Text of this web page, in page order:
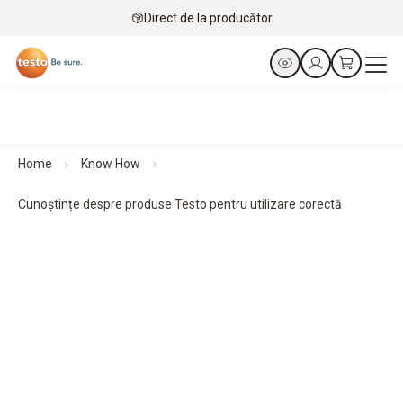
Direct de la producător
Home Know How
Cunoștințe despre produse Testo pentru utilizare corectă